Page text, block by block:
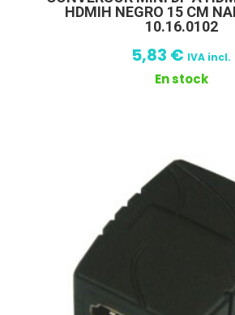
HDMIH NEGRO 15 CM
10.16.0102
5,83 € IVA incl.
En stock